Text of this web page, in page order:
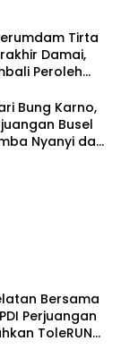
Tirta
Damai,
Peroleh
Bung Karno,
Busel
Nyanyi dan
Bersama
Perjuangan
ToleRUNsi